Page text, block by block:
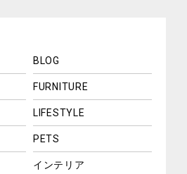
BLOG
FURNITURE
LIFESTYLE
PETS
インテリア